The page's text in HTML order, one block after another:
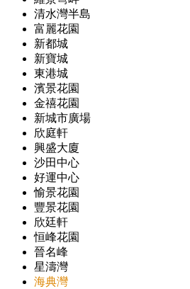
清水灣半島
富麗花園
新都城
新寶城
東港城
濱景花園
金禧花園
新城市廣場
欣庭軒
興盛大廈
沙田中心
好運中心
愉景花園
豐景花園
欣廷軒
恒峰花園
晉名峰
星濤灣
海典灣